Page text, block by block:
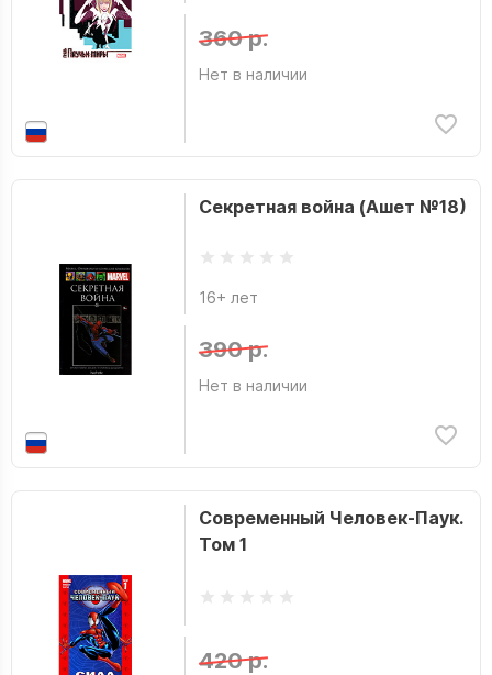
360 р.
Нет в наличии
Секретная война (Ашет №18)
16+ лет
390 р.
Нет в наличии
Современный Человек-Паук.
Том 1
420 р.